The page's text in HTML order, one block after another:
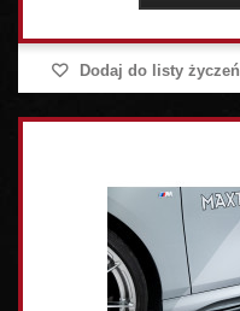
Dodaj do listy życzeń